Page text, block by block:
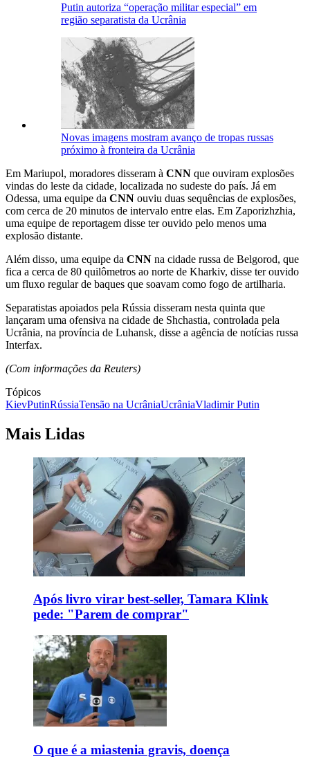
Putin autoriza “operação militar especial” em
região separatista da Ucrânia
Novas imagens mostram avanço de tropas russas
próximo à fronteira da Ucrânia
Em Mariupol, moradores disseram à CNN que ouviram explosões
vindas do leste da cidade, localizada no sudeste do país. Já em
Odessa, uma equipe da CNN ouviu duas sequências de explosões,
com cerca de 20 minutos de intervalo entre elas. Em Zaporizhzhia,
uma equipe de reportagem disse ter ouvido pelo menos uma
explosão distante.
Além disso, uma equipe da CNN na cidade russa de Belgorod, que
fica a cerca de 80 quilômetros ao norte de Kharkiv, disse ter ouvido
um fluxo regular de baques que soavam como fogo de artilharia.
Separatistas apoiados pela Rússia disseram nesta quinta que
lançaram uma ofensiva na cidade de Shchastia, controlada pela
Ucrânia, na província de Luhansk, disse a agência de notícias russa
Interfax.
(Com informações da Reuters)
Tópicos
KievPutinRússiaTensão na UcrâniaUcrâniaVladimir Putin
Mais Lidas
Após livro virar best-seller, Tamara Klink
pede: "Parem de comprar"
O que é a miastenia gravis, doença